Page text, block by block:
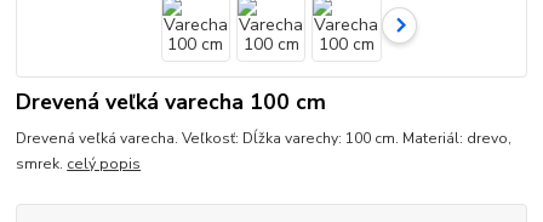
Drevená veľká varecha 100 cm
Drevená veľká varecha. Veľkosť: Dĺžka varechy: 100 cm. Materiál: drevo,
smrek. celý popis